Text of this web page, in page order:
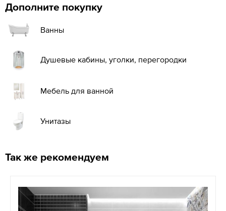
Дополните покупку
Ванны
Душевые кабины, уголки, перегородки
Мебель для ванной
Унитазы
Так же рекомендуем